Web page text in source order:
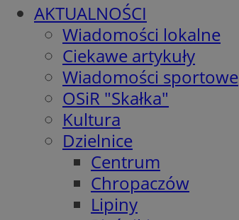
AKTUALNOŚCI
Wiadomości lokalne
Ciekawe artykuły
Wiadomości sportowe
OSiR "Skałka"
Kultura
Dzielnice
Centrum
Chropaczów
Lipiny